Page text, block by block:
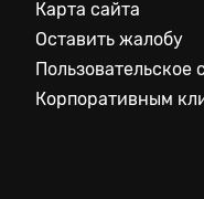
Карта сайта
Оставить жалобу
Пользовательское
Корпоративным